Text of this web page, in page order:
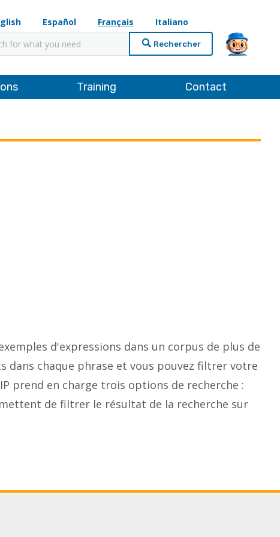
Español Français
Italiano
Training Contact
d'expressions dans un corpus de plus de
dans chaque phrase et vous pouvez filtrer votre
prend en charge trois options de recherche :
de filtrer le résultat de la recherche sur